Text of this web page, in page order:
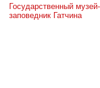
Государственный музей-
заповедник Гатчина